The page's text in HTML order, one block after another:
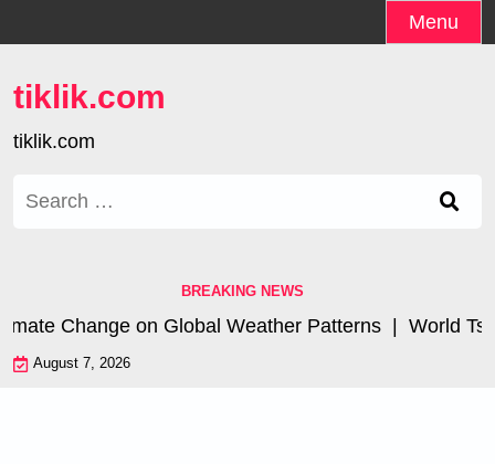
to
Menu
tiklik.com
tiklik.com
Search
BREAKING NEWS
Change on Global Weather Patterns |World
August 7, 2026